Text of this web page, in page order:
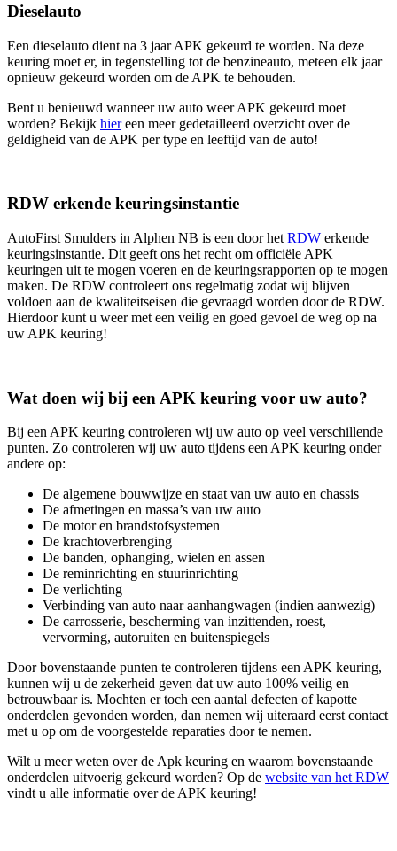
Dieselauto
Een dieselauto dient na 3 jaar APK gekeurd te worden. Na deze
keuring moet er, in tegenstelling tot de benzineauto, meteen elk jaar
opnieuw gekeurd worden om de APK te behouden.
Bent u benieuwd wanneer uw auto weer APK gekeurd moet
worden? Bekijk hiereen meer gedetailleerd overzicht over de
geldigheid van de APK per type en leeftijd van de auto!
RDW erkende keuringsinstantie
AutoFirst Smulders in Alphen NB is een door het RDW erkende
keuringsinstantie. Dit geeft ons het recht om officiële APK
keuringen uit te mogen voeren en de keuringsrapporten op te mogen
maken. De RDW controleert ons regelmatig zodat wij blijven
voldoen aan de kwaliteitseisen die gevraagd worden door de RDW.
Hierdoor kunt u weer met een veilig en goed gevoel de weg op na
uw APK keuring!
Wat doen wij bij een APK keuring voor uw auto?
Bij een APK keuring controleren wij uw auto op veel verschillende
punten. Zo controleren wij uw auto tijdens een APK keuring onder
andere op:
De algemene bouwwijze en staat van uw auto en chassis
De afmetingen en massa’s van uw auto
De motor en brandstofsystemen
De krachtoverbrenging
De banden, ophanging, wielen en assen
De reminrichting en stuurinrichting
De verlichting
Verbinding van auto naar aanhangwagen (indien aanwezig)
De carrosserie, bescherming van inzittenden, roest,
vervorming, autoruiten en buitenspiegels
Door bovenstaande punten te controleren tijdens een APK keuring,
kunnen wij u de zekerheid geven dat uw auto 100% veilig en
betrouwbaar is. Mochten er toch een aantal defecten of kapotte
onderdelen gevonden worden, dan nemen wij uiteraard eerst contact
met u op om de voorgestelde reparaties door te nemen.
Wilt u meer weten over de Apk keuring en waarom bovenstaande
onderdelen uitvoerig gekeurd worden? Op de website van het RDW
vindt u alle informatie over de APK keuring!